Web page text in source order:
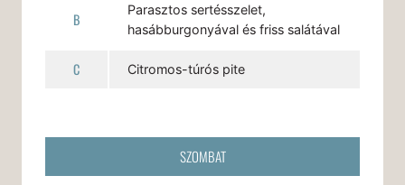
B
Parasztos sertésszelet,
hasábburgonyával és friss salátával
C Citromos-túrós pite
SZOMBAT